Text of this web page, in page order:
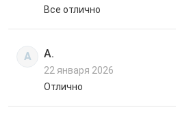
Все отлично
А А.
22 января 2026
Отлично